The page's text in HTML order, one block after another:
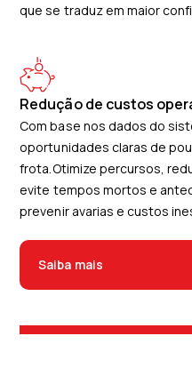
que se traduz em maior
Redução de custos
Com base nos dados do
oportunidades claras de
frota.Otimize percursos,
evite tempos mortos e
prevenir avarias e custos
Saiba mais